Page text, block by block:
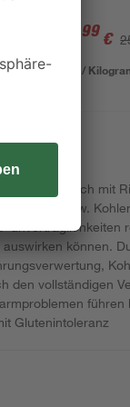
,99 €
0,91 € /
ausschließlich mit
bzw.
-unverträglichkeiten
können.
den vollständigen
Glutenintoleranz